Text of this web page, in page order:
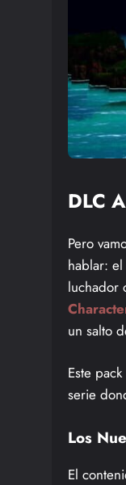
DLC
Pero
hablar:
luchador
un salto
Este
serie
Los
El